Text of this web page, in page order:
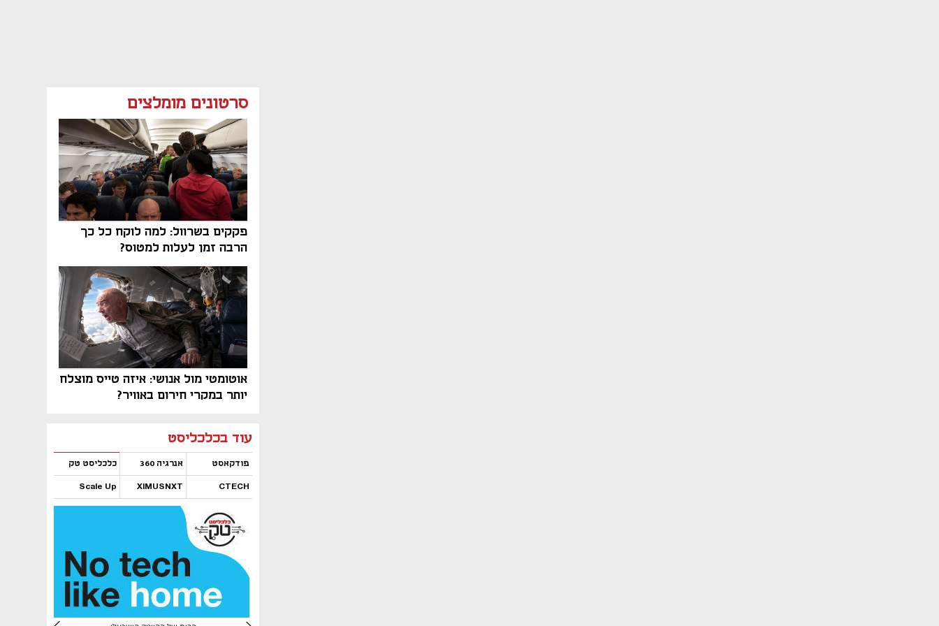
סרטונים מומלצים
פקקים בשרוול: למה לוקח כל כך
הרבה זמן לעלות למטוס?
אוטומטי מול אנושי: איזה טייס מוצלח
יותר במקרי חירום באוויר?
עוד בכלכליסט
פודקאסט אנרגיה 360 כלכליסט טק
CTECH
XIMUSNXT
Scale Up
נפתח בכרטיסייה חדשה
נפתח בכרטיסייה חדשה